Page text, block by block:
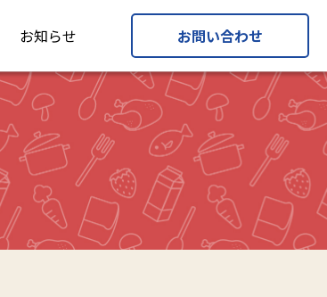
お知らせ お問い合わせ